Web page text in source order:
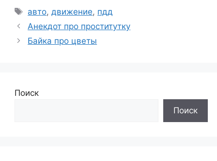
Метки
авто,движение, пдд
Анекдот про проститутку
Байка про цветы
Поиск
Поиск